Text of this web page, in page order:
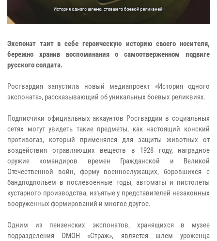
Экспонат таит в себе героическую историю своего носителя,
бережно хранив воспоминания о самоотверженном подвиге
русского солдата.
Росгвардия запустила новый медиапроект «История одного
экспоната», рассказывающий об уникальных боевых реликвиях.
Подписчики официальных аккаунтов Росгвардии в социальных
сетях могут увидеть такие предметы, как настоящий конский
противогаз, который применялся для защиты животных от
воздействия отравляющих веществ в 1928 году, наградное
оружие командиров времен Гражданской и Великой
Отечественной войн, форму военнослужащих, боровшихся с
бандподпольем в послевоенные годы, автоматы и пистолеты
кустарного производства, изъятые у представителей незаконных
вооруженных формирований и многое другое.
Одним из пензенских экспонатов, хранящихся в музее
подразделения ОМОН «Страж», является шлем уроженца